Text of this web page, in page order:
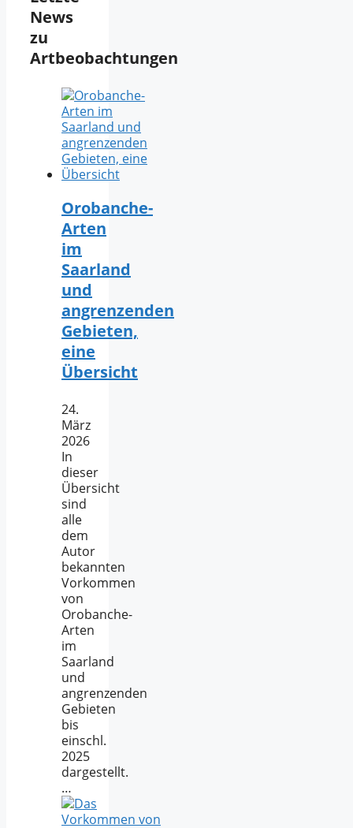
News
zu
Artbeobachtungen
Orobanche-
Arten
im
Saarland
und
angrenzenden
Gebieten,
eine
Übersicht
24.
März
2026
In
dieser
Übersicht
sind
alle
dem
Autor
bekannten
Vorkommen
von
Orobanche-
Arten
im
Saarland
und
angrenzenden
Gebieten
bis
einschl.
2025
dargestellt.
…